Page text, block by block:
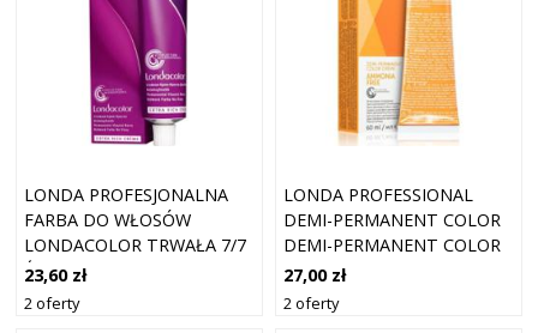
LONDA PROFESJONALNA
FARBA DO WŁOSÓW
LONDACOLOR TRWAŁA 7/7
ŚREDNI BLOND BRĄZOWY
60 ML
23,60 zł
2 oferty
LONDA PROFESSIONAL
DEMI-PERMANENT COLOR
DEMI-PERMANENT COLOR
CREME DEMI-
PERMANENTNA FARBA DO
WŁOSÓW ODCIEŃ 8/71 60
27,00 zł
2 oferty